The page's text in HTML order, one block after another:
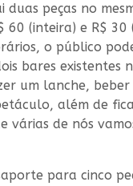
duas peças no
60 (inteira) e R$ 30
o público
bares existentes
um lanche,
além de
várias de nós
para cinco